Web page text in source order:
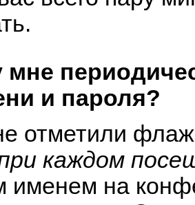
мне
и пароля?
отметили
каждом
именем на